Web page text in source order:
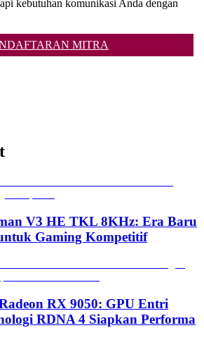
kebutuhan komunikasi Anda dengan
MITRA
V3 HE TKL 8KHz: Era Baru
Gaming Kompetitif
RX 9050: GPU Entri
RDNA 4 Siapkan Performa